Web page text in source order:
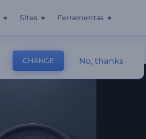
Sites Ferramentas
CHANGE No, thanks